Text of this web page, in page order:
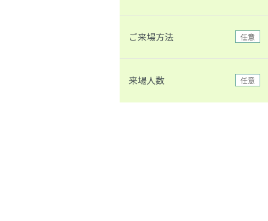
ご来場方法 任意
来場人数 任意